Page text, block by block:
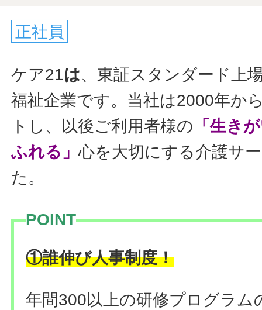
正社員
ケア21は、東証スタンダード上
福祉企業です。当社は2000年か
トし、以後ご利用者様の 「生き
ふれる」心を大切にする介護サ
た。
POINT
①誰伸び人事制度！
年間300以上の研修プログラム